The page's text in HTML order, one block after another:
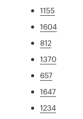
1155
1604
812
1370
657
1647
1234